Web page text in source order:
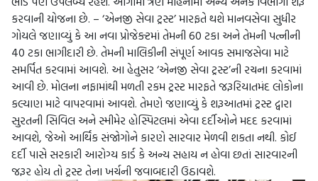
કરવાની યોજના છે. – ‘એનજી સેવા ટ્રસ્ટ’ મારફતે થશે માનવસેવા સુધીર
ગોયલે જણાવ્યું કે આ નવા પ્રોજેક્ટમાં તેમની 60 ટકા અને તેમની પત્નીની
40 ટકા ભાગીદારી છે. તેમની માલિકીની સંપૂર્ણ આવક સમાજસેવા માટે
સમર્પિત કરવામાં આવશે. આ હેતુસર ‘એનજી સેવા ટ્રસ્ટ’ની રચના કરવામાં
આવી છે. મોલના નફામાંથી મળતી રકમ ટ્રસ્ટ મારફતે જરૂરિયાતમંદ લોકોના
કલ્યાણ માટે વાપરવામાં આવશે. તેમણે જણાવ્યું કે શરૂઆતમાં ટ્રસ્ટ દ્વારા
સુરતની સિવિલ અને સ્મીમેર હોસ્પિટલમાં એવા દર્દીઓને મદદ કરવામાં
આવશે, જેઓ આર્થિક સંજોગોને કારણે સારવાર મેળવી શકતા નથી. કોઈ
દર્દી પાસે સરકારી આરોગ્ય કાર્ડ કે અન્ય સહાય ન હોવા છતાં સારવારની
જરૂર હોય તો ટ્રસ્ટ તેના ખર્ચની જવાબદારી ઉઠાવશે.